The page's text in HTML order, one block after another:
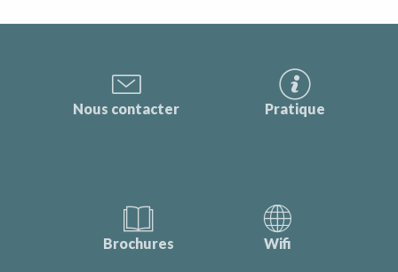
Nous contacter Pratique
Brochures Wifi